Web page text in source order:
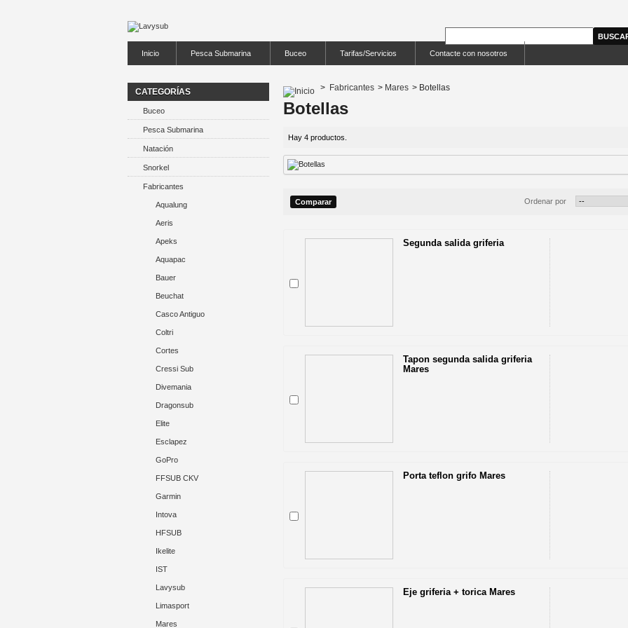
Inicio Pesca Submarina Buceo Tarifas/Servicios Contacte con nosotros
CATEGORÍAS
Buceo
Pesca Submarina
Natación
Snorkel
Fabricantes
Aqualung
Aeris
Apeks
Aquapac
Bauer
Beuchat
Casco Antiguo
Coltri
Cortes
Cressi Sub
Divemania
Dragonsub
Elite
Esclapez
GoPro
FFSUB CKV
Garmin
Intova
HFSUB
Ikelite
IST
Lavysub
Limasport
Mares
> Fabricantes > Mares > Botellas
Botellas
Hay 4 productos.
Ordenar por
Segunda salida griferia
Tapon segunda salida griferia
Mares
Porta teflon grifo Mares
Eje griferia + torica Mares